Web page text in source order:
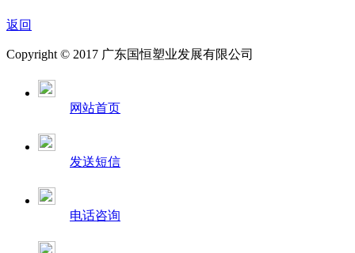
返回
Copyright © 2017 广东国恒塑业发展有限公司
网站首页
发送短信
电话咨询